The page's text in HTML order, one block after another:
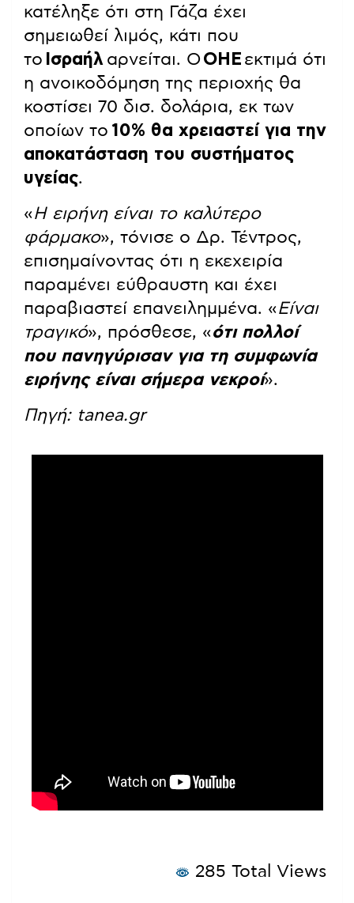
κατέληξε ότι στη Γάζα έχει
σημειωθεί λιμός, κάτι που
το Ισραήλ αρνείται. ΟΟΗΕ εκτιμά ότι
η ανοικοδόμηση της περιοχής θα
κοστίσει 70 δισ. δολάρια, εκ των
οποίων το 10% θα χρειαστεί για την
αποκατάσταση του συστήματος
υγείας.
«Η ειρήνη είναι το καλύτερο
φάρμακο», τόνισε ο Δρ. Τέντρος,
επισημαίνοντας ότι η εκεχειρία
παραμένει εύθραυστη και έχει
παραβιαστεί επανειλημμένα. «Είναι
τραγικό», πρόσθεσε, «ότι πολλοί
που πανηγύρισαν για τη συμφωνία
ειρήνης είναι σήμερα νεκροί».
Πηγή: tanea.gr
285 Total Views